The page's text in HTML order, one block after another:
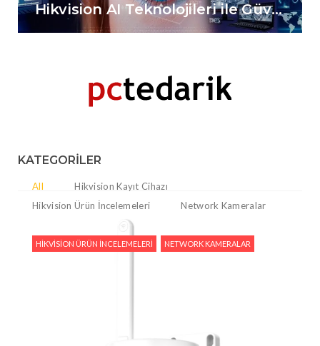
Hikvision AI Teknolojileri ile Güvenlikte Yeni Dönem
KATEGORILER
All
Hikvision Kayıt Cihazı
Hikvision Ürün İncelemeleri
Network Kameralar
HIKVISION ÜRÜN İNCELEMELERI NETWORK KAMERALAR